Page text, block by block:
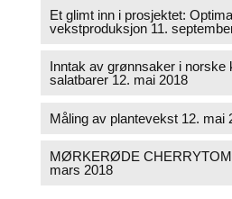
Et glimt inn i prosjektet:
vekstproduksjon 11.
Inntak av grønnsaker i norske
salatbarer 12. mai 2018
Måling av plantevekst 12. mai
MØRKERØDE
mars 2018